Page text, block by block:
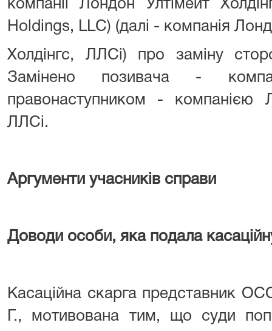
компанії Лондон Ултімейт
Holdings, LLC) (далі - компанія
Холдінгс, ЛЛСі) про заміну
Замінено позивача -
правонаступником - компанією
ЛЛСі.
Аргументи учасників справи
Доводи особи, яка подала
Касаційна скарга представник
Г., мотивована тим, що суди